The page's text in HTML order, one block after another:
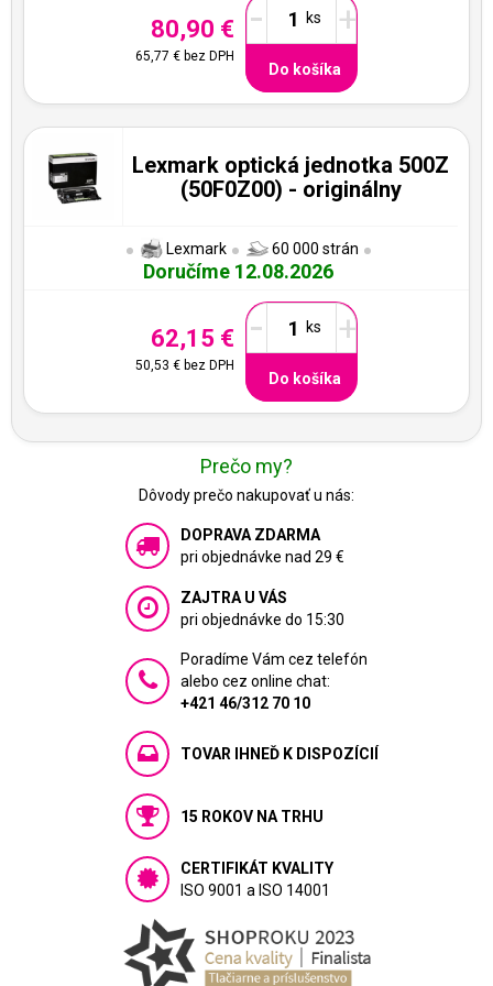
80,90 €
65,77 € bez DPH
- +
Do košíka
Lexmark optická jednotka 500Z
(50F0Z00) - originálny
Lexmark 60 000 strán
Doručíme 12.08.2026
62,15 €
50,53 € bez DPH
- +
Do košíka
Prečo my?
Dôvody prečo nakupovať u nás:
DOPRAVA ZDARMA
pri objednávke nad 29 €
ZAJTRA U VÁS
pri objednávke do 15:30
Poradíme Vám cez telefón
alebo cez online chat:
+421 46/312 70 10
TOVAR IHNEĎ K DISPOZÍCIÍ
15 ROKOV NA TRHU
CERTIFIKÁT KVALITY
ISO 9001 a ISO 14001